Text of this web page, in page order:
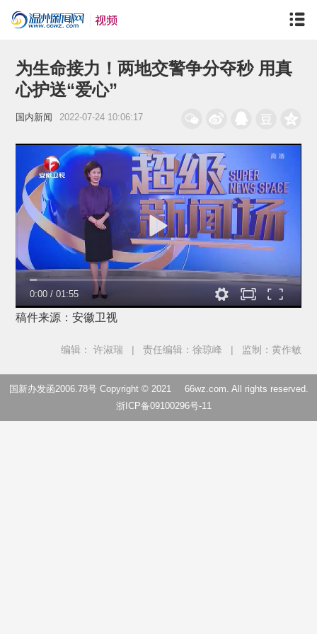
为生命接力！两地交警争分夺秒 用真
心护送“爱心”
国内新闻 2022-07-24 10:06:17
0:00 /01:55
稿件来源：安徽卫视
编辑： 许淑瑞 责任编辑：徐琼峰 监制：黄作敏
国新办发函2006.78号 Copyright © 2021 66wz.com. All rights reserved.
浙ICP备09100296号-11